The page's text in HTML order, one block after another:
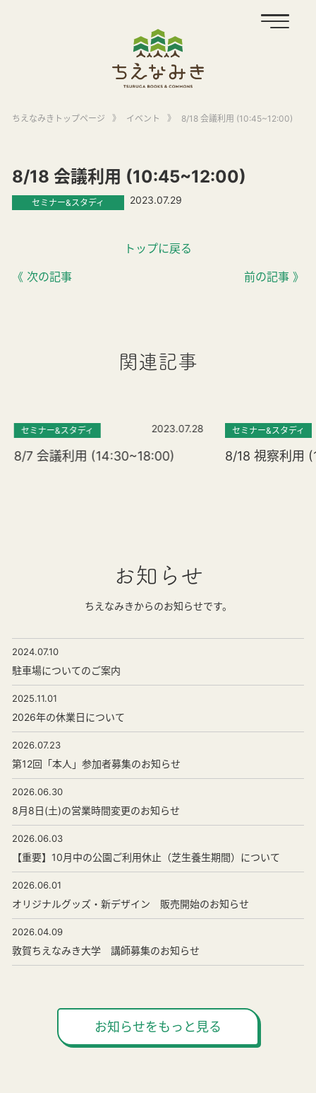
ちえなみきトップページ 》 イベント 》 8/18 会議利用 (10:45~12:00)
8/18 会議利用 (10:45~12:00)
セミナー&スタディ 2023.07.29
《 次の記事
トップに戻る
前の記事 》
関連記事
セミナー&スタディ 2023.07.28
8/7 会議利用 (14:30~18:00)
セミナー&スタディ
8/18 視察利用
お知らせ
ちえなみきからのお知らせです。
2024.07.10
駐車場についてのご案内
2025.11.01
2026年の休業日について
2026.07.23
第12回「本人」参加者募集のお知らせ
2026.06.30
8月8日(土)の営業時間変更のお知らせ
2026.06.03
【重要】10月中の公園ご利用休止（芝生養生期間）について
2026.06.01
オリジナルグッズ・新デザイン 販売開始のお知らせ
2026.04.09
敦賀ちえなみき大学 講師募集のお知らせ
お知らせをもっと見る